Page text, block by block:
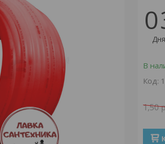
0
Дня
В
Код:
1,50